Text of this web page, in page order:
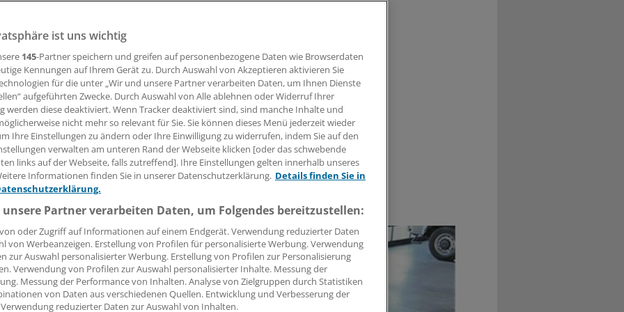
Feuerwehr hat einen Babyintensivtransportwagen angeschafft und
Versorgung, wenn intensivmedizinische Früh- und Neugeborene
müssen. Das Ziel: So wenige Einsätze wie möglich.
Wallenfels
05:34 Uhr
ist uns wichtig
145-Partner speichern und greifen auf personenbezogene Daten wie Browserdaten
Kennungen auf Ihrem Gerät zu. Durch Auswahl von Akzeptieren aktivieren Sie
für die unter „Wir und unsere Partner verarbeiten Daten, um Ihnen Dienste
aufgeführten Zwecke. Durch Auswahl von Alle ablehnen oder Widerruf Ihrer
werden diese deaktiviert. Wenn Tracker deaktiviert sind, sind manche Inhalte und
nicht mehr so relevant für Sie. Sie können dieses Menü jederzeit wieder
Ihre Einstellungen zu ändern oder Ihre Einwilligung zu widerrufen, indem Sie auf den
verwalten am unteren Rand der Webseite klicken [oder das schwebende
links auf der Webseite, falls zutreffend]. Ihre Einstellungen gelten innerhalb unseres
Informationen finden Sie in unserer Datenschutzerklärung. Details finden Sie in
Partner verarbeiten Daten, um Folgendes bereitzustellen:
oder Zugriff auf Informationen auf einem Endgerät. Verwendung reduzierter Daten
von Werbeanzeigen. Erstellung von Profilen für personalisierte Werbung. Verwendung
zur Auswahl personalisierter Werbung. Erstellung von Profilen zur Personalisierung
Verwendung von Profilen zur Auswahl personalisierter Inhalte. Messung der
Messung der Performance von Inhalten. Analyse von Zielgruppen durch Statistiken
von Daten aus verschiedenen Quellen. Entwicklung und Verbesserung der
reduzierter Daten zur Auswahl von Inhalten.